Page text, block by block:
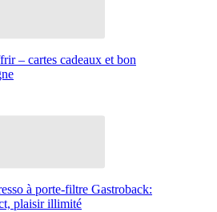
– cartes cadeaux et bon
à porte-filtre Gastroback:
plaisir illimité